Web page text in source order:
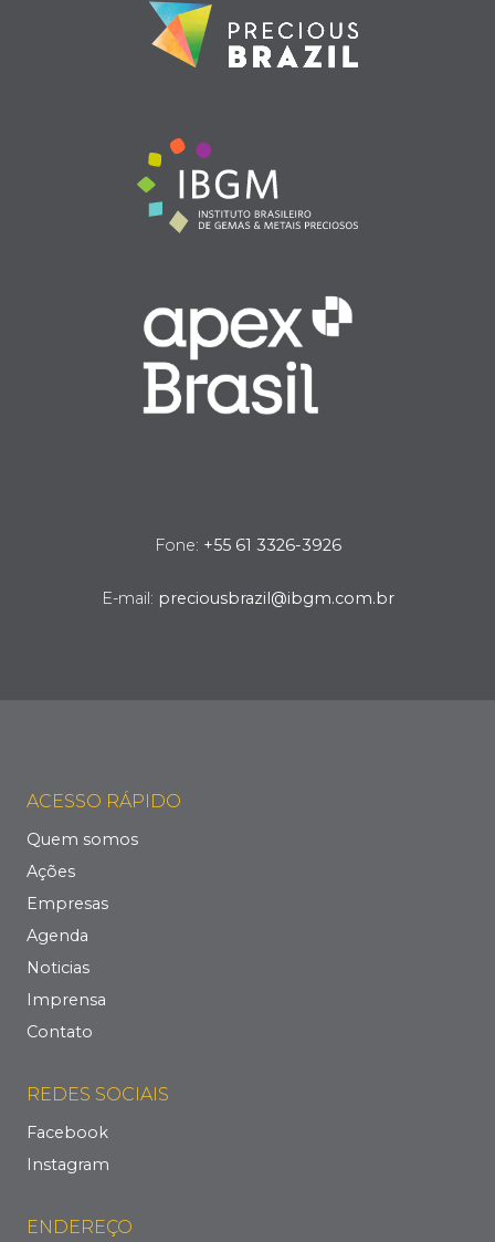
Fone: +55 61 3326-3926
E-mail: preciousbrazil@ibgm.com.br
ACESSO RÁPIDO
Quem somos
Ações
Empresas
Agenda
Noticias
Imprensa
Contato
REDES SOCIAIS
Facebook
Instagram
ENDEREÇO